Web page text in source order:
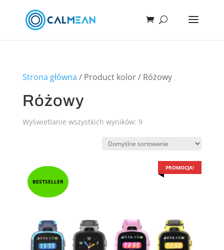
Strona główna / Product kolor / Różowy
Różowy
Wyświetlanie wszystkich wyników: 9
BESTSELLER
PROMOCJA!